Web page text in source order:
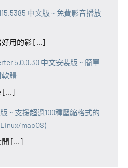
中文版 ~ 免費影音播放
好用的影 [...]
5.0.0.30 中文安裝版 ~ 簡單
軟體
[...]
~ 支援超過100種壓縮格式的
macOS)
開 [...]